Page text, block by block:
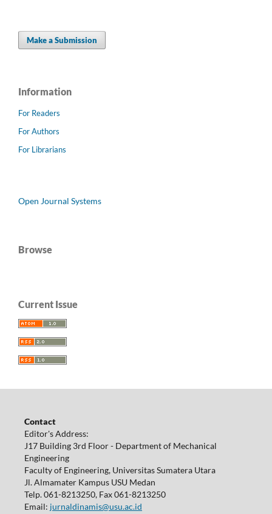
Make a Submission
Information
For Readers
For Authors
For Librarians
Open Journal Systems
Browse
Current Issue
Contact
Editor's Address:
J17 Building 3rd Floor - Department of Mechanical
Engineering
Faculty of Engineering, Universitas Sumatera Utara
Jl. Almamater Kampus USU Medan
Telp. 061-8213250, Fax 061-8213250
Email: jurnaldinamis@usu.ac.id